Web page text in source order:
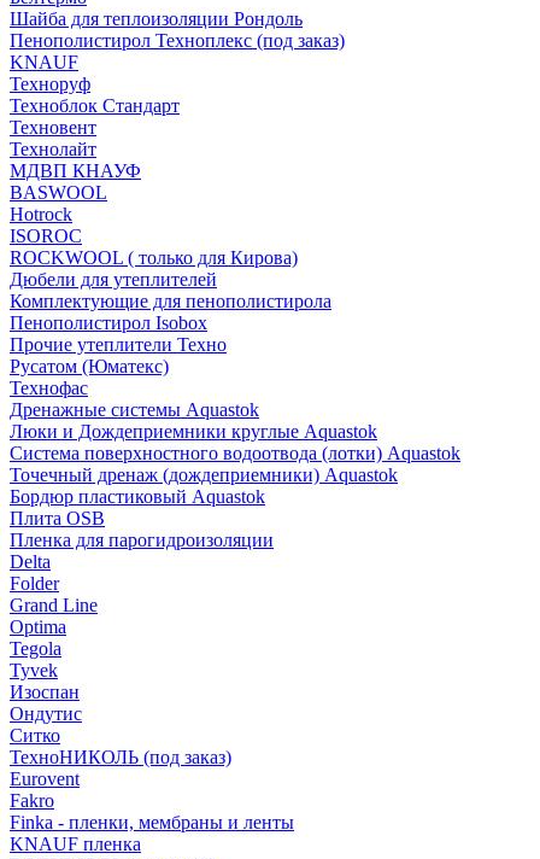
Шайба для теплоизоляции Рондоль
Пенополистирол Техноплекс (под заказ)
KNАUF
Технoруф
Техноблок Стандарт
Техновент
Технолайт
МДВП КНАУФ
BASWOOL
Hotrock
ISOROC
ROCKWOOL ( только для Кирова)
Дюбели для утеплителей
Комплектующие для пенополистирола
Пенополистирол Isobox
Прочие утеплители Техно
Русатом (Юматекс)
Технофас
Дренажные системы Aquastok
Люки и Дождеприемники круглые Aquastok
Система поверхностного водоотвода (лотки) Aquastok
Точечный дренаж (дождеприемники) Aquastok
Бордюр пластиковый Aquastok
Плита OSB
Пленка для парогидроизоляции
Delta
Folder
Grand Line
Optima
Tegola
Tyvek
Изоспан
Ондутис
Ситко
ТехноНИКОЛЬ (под заказ)
Eurovent
Fakro
Finka - пленки, мембраны и ленты
KNAUF пленка